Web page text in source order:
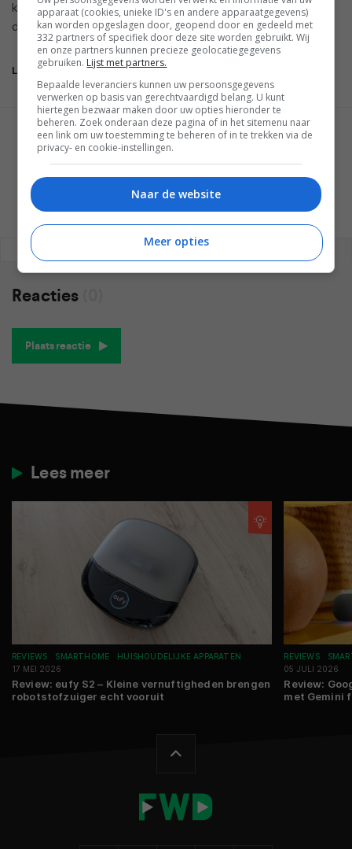
kunt vrijspelen. Let wel op, want er zijn advertenties en
digitale aankopen aanwezig.
Looty Dungeon
GESCHREVEN DOOR
WESLEY AKKERMAN
Reacties
Plaats reactie
Lees meer
REVIEWS SMARTHOME
HUISHOUDELIJKE APPARATEN
17 MEI 2026
Review: eufy S2 – Kleine vernuftigheden brengen
robotstofzuiger echt vooruit
REVIEWS
05 JULI 2026
Review:
met Gemini
apparaat (cookies, unieke ID's en andere apparaatgegevens)
kan worden opgeslagen door, geopend door en gedeeld met
332 partners of specifiek door deze site worden gebruikt. Wij
en onze partners kunnen precieze geolocatiegegevens
gebruiken. Lijst met partners.
Bepaalde leveranciers kunnen uw persoonsgegevens
verwerken op basis van gerechtvaardigd belang. U kunt
hiertegen bezwaar maken door uw opties hieronder te
beheren. Zoek onderaan deze pagina of in het sitemenu naar
een link om uw toestemming te beheren of in te trekken via de
privacy- en cookie-instellingen.
Naar de website
Meer opties